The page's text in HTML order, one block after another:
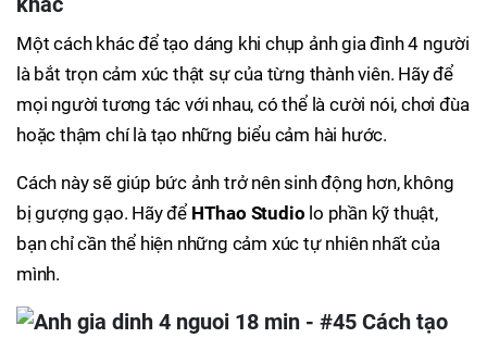
Một cách khác để tạo dáng khi chụp ảnh gia đình 4 người
là bắt trọn cảm xúc thật sự của từng thành viên. Hãy để
mọi người tương tác với nhau, có thể là cười nói, chơi đùa
hoặc thậm chí là tạo những biểu cảm hài hước.
Cách này sẽ giúp bức ảnh trở nên sinh động hơn, không
bị gượng gạo. Hãy để HThao Studio lo phần kỹ thuật,
bạn chỉ cần thể hiện những cảm xúc tự nhiên nhất của
mình.